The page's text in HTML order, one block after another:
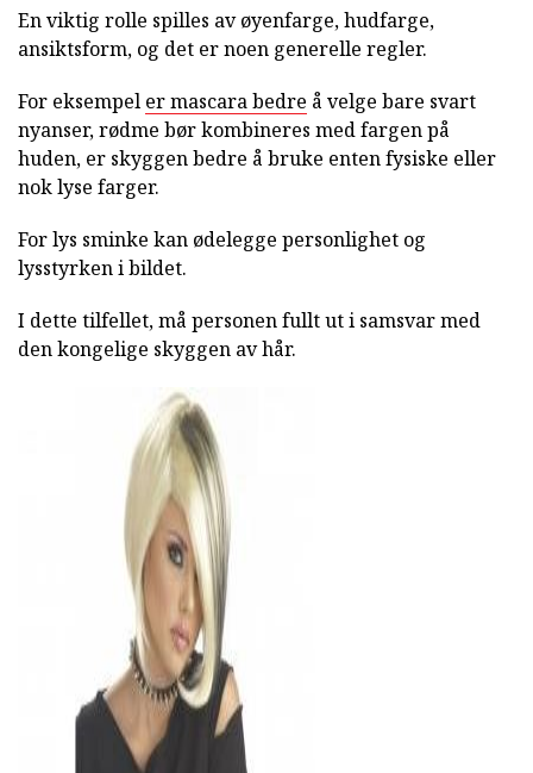
En viktig rolle spilles av øyenfarge, hudfarge,
ansiktsform, og det er noen generelle regler.
For eksempel er mascara bedre å velge bare svart
nyanser, rødme bør kombineres med fargen på
huden, er skyggen bedre å bruke enten fysiske eller
nok lyse farger.
For lys sminke kan ødelegge personlighet og
lysstyrken i bildet.
I dette tilfellet, må personen fullt ut i samsvar med
den kongelige skyggen av hår.